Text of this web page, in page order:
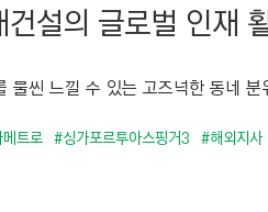
설의 글로벌 인재
물씬 느낄 수 있는 고즈넉한 동네
트로 #싱가포르투아스핑거3 #해외지사